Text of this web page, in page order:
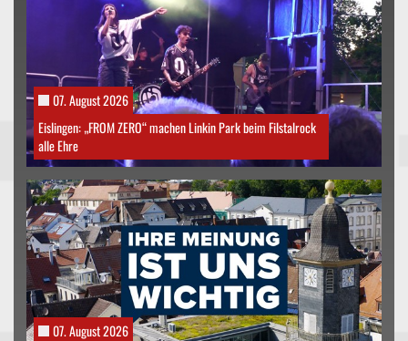
07. August 2026
Eislingen: „FROM ZERO“ machen Linkin Park beim Filstalrock
alle Ehre
07. August 2026